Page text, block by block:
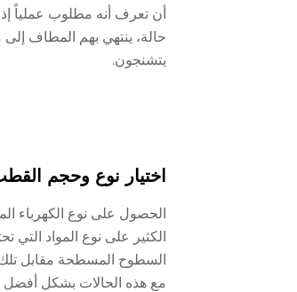
أن تعرف أنه مطلوب عملياً
حالة، ينتهي بهم المطاف
يتشنجون.
اختيار نوع وحجم
الحصول على نوع الكهرباء
الكثير على نوع المواد
السطوح المسطحة مقابل تلك
مع هذه الحالات بشكل أفضل